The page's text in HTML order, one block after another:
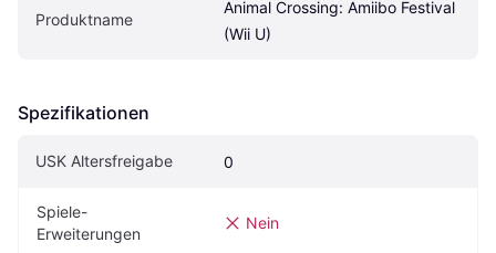
Produktname
Animal Crossing: Amiibo Festival
(Wii U)
Spezifikationen
USK Altersfreigabe 0
Spiele-
Erweiterungen
Nein